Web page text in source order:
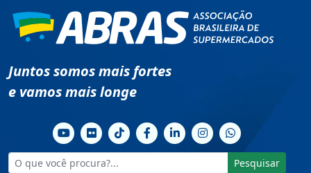
Juntos somos mais fortes
e vamos mais longe
Pesquisar